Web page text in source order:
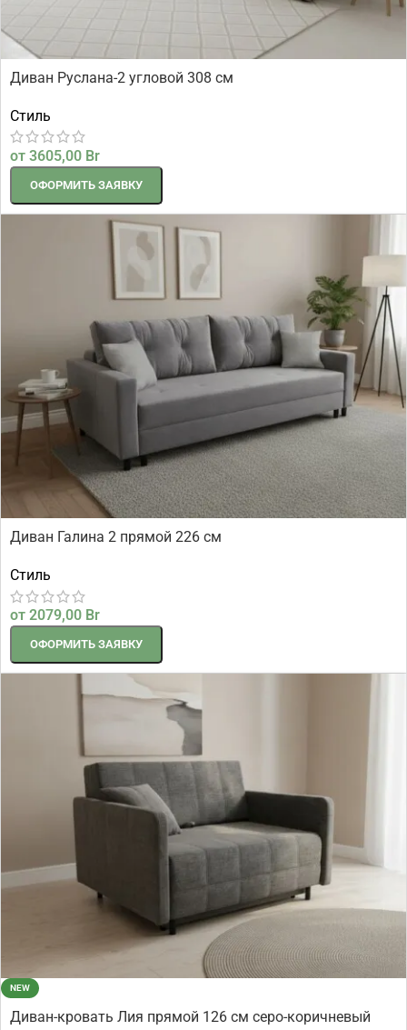
Диван Руслана-2 угловой 308 см
Стиль
от 3605,00 Br
ОФОРМИТЬ ЗАЯВКУ
Диван Галина 2 прямой 226 см
Стиль
от 2079,00 Br
ОФОРМИТЬ ЗАЯВКУ
NEW
Диван-кровать Лия прямой 126 см серо-коричневый